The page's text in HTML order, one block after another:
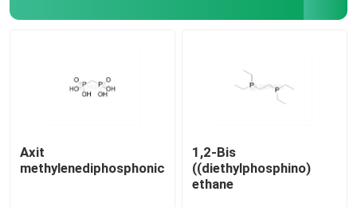
Axit
methylenediphosphonic
1,2-Bis
((diethylphosphino)
ethane